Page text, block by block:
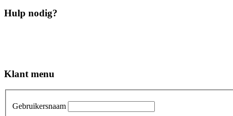
Hulp nodig?
Klant menu
Gebruikersnaam